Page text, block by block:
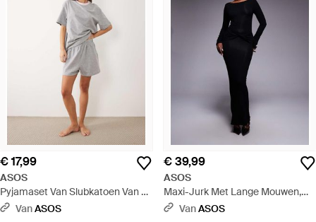
€ 17,99
ASOS
Pyjamaset Van Slubkatoen Van T-
Shirt Met Korte Mouwen En
VanASOS
€ 39,99
ASOS
Maxi-Jurk Met Lange Mouwen,
Gedraaide Voorkant En Uitsnijding
VanASOS